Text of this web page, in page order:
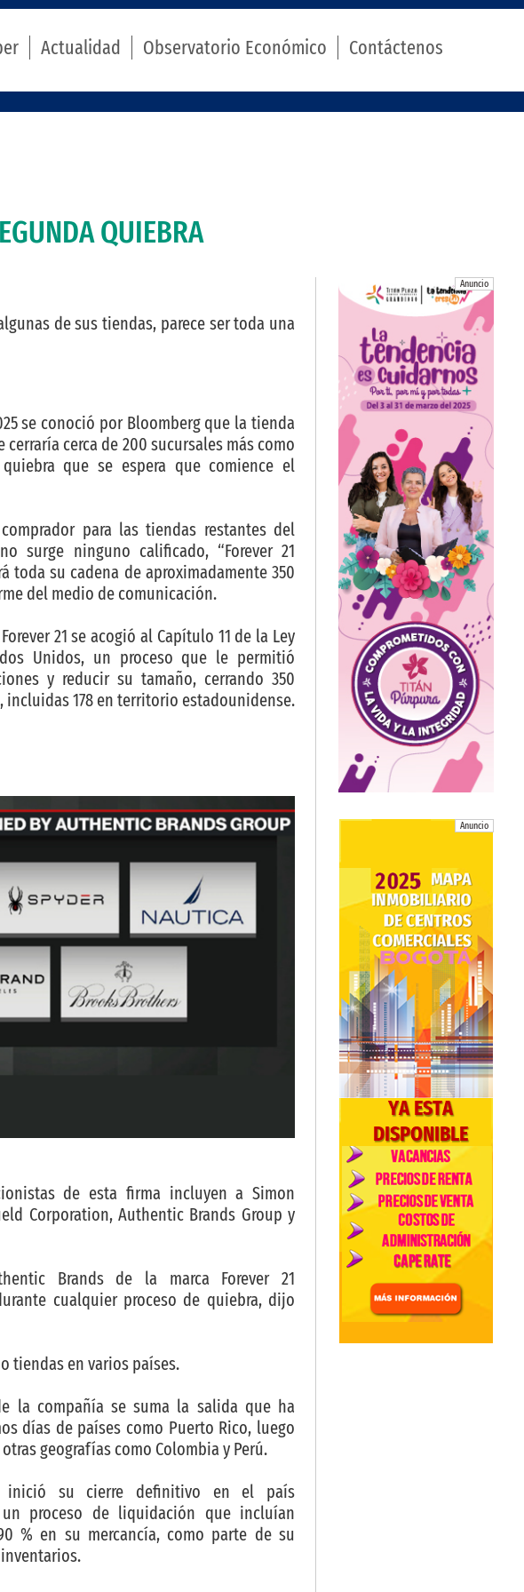
Actualidad Observatorio Económico Contáctenos
QUIEBRA
de sus tiendas, parece ser toda una
se conoció por Bloomberg que la tienda
cerca de 200 sucursales más como
que se espera que comience el
para las tiendas restantes del
surge ninguno calificado, “Forever 21
toda su cadena de aproximadamente 350
del medio de comunicación.
21 se acogió al Capítulo 11 de la Ley
Unidos, un proceso que le permitió
y reducir su tamaño, cerrando 350
178 en territorio estadounidense.
de esta firma incluyen a Simon
Corporation, Authentic Brands Group y
Brands de la marca Forever 21
cualquier proceso de quiebra, dijo
tiendas en varios países.
la compañía se suma la salida que ha
días de países como Puerto Rico, luego
geografías como Colombia y Perú.
inició su cierre definitivo en el país
un proceso de liquidación que incluían
% en su mercancía, como parte de su
Anuncio
Anuncio